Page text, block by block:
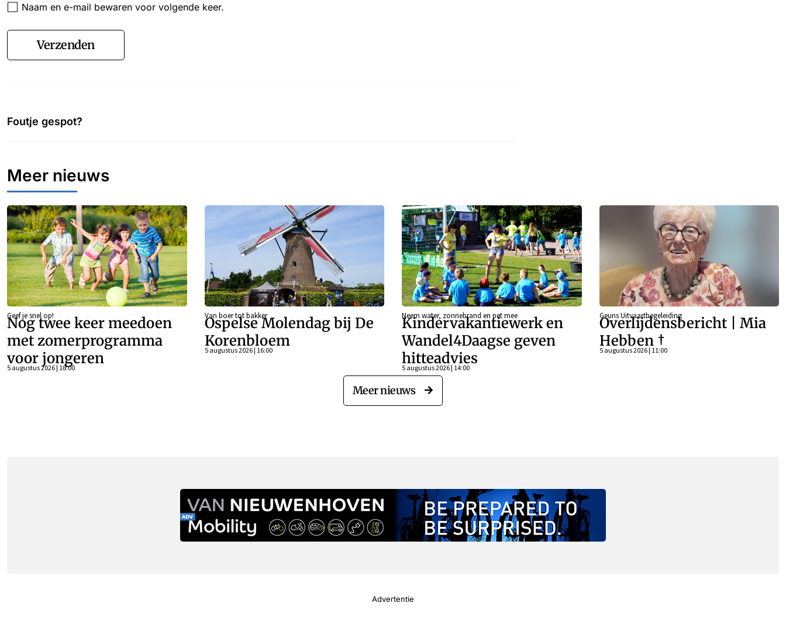
Naam en e-mail bewaren voor volgende keer.
Verzenden
Foutje gespot?
Meer nieuws
Geef je snel op!
Nog twee keer meedoen
met zomerprogramma
voor jongeren
5 augustus 2026 | 18:00
Van boer tot bakker
Ospelse Molendag bij De
Korenbloem
5 augustus 2026 | 16:00
Neem water, zonnebrand en pet mee
Kindervakantiewerk en
Wandel4Daagse geven
hitteadvies
5 augustus 2026 | 14:00
Geuns Uitvaartbegeleiding
Overlijdensbericht | Mia
Hebben †
5 augustus 2026 | 11:00
Meer nieuws
Advertentie